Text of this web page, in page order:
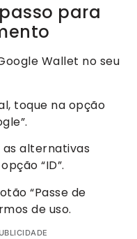
para
Wallet no seu
toque na opção
as alternativas
“ID”.
“Passe de
de uso.